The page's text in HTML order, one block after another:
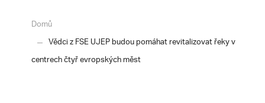
Domů
Vědci z FSE UJEP budou pomáhat revitalizovat řeky v
centrech čtyř evropských měst